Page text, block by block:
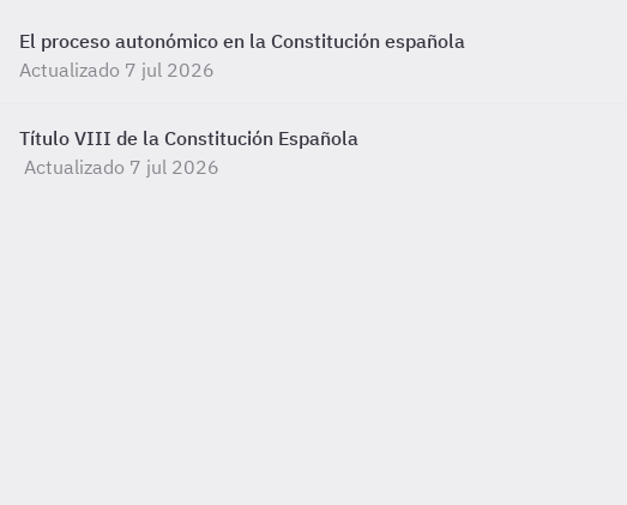
El proceso autonómico en la Constitución española
Actualizado 7 jul 2026
Título VIII de la Constitución Española
Actualizado 7 jul 2026